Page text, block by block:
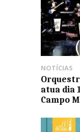
NOTÍCIAS
atua dia
Campo